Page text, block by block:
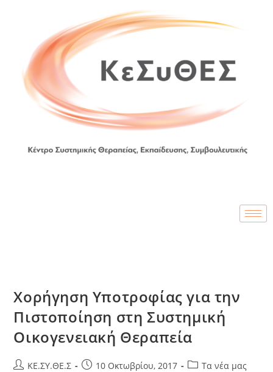
Χορήγηση Υποτροφίας για την
Πιστοποίηση στη Συστημική
Οικογενειακή Θεραπεία
KE.ΣΥ.ΘΕ.Σ 10 Οκτωβρίου, 2017 Τα νέα μας